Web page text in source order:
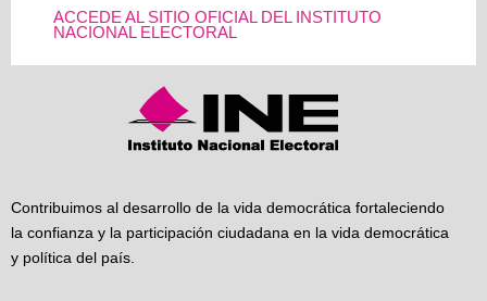
ACCEDE AL SITIO OFICIAL DEL INSTITUTO
NACIONAL ELECTORAL
Contribuimos al desarrollo de la vida democrática fortaleciendo
la confianza y la participación ciudadana en la vida democrática
y política del país.